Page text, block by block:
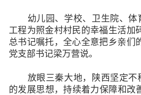
幼儿园、学校、卫生院、
工程为照金村村民的幸福生活加
总书记嘱托，全心全意把乡亲们
党支部书记梁万营说。
放眼三秦大地，陕西坚定
的发展思想，持续着力保障和改